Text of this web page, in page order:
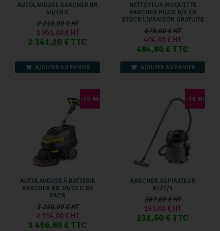
AUTOLAVEUSE KARCHER BR
40/10 C
2 218,00 € HT
1 951,00 € HT
2 341,20 € TTC
AJOUTER AU PANIER
NETTOYEUR MOQUETTE
KARCHER PUZZI 8/1 EN
STOCK LIVRAISON GRATUITE
678,00 € HT
404,00 € HT
484,80 € TTC
AJOUTER AU PANIER
-10 %
AUTOLAVEUSE À BATTERIE
KARCHER BD 38/12 C BP
PACK
3 250,00 € HT
2 914,00 € HT
3 496,80 € TTC
-28 %
KARCHER ASPIRATEUR
NT27/1
267,00 € HT
193,00 € HT
231,60 € TTC